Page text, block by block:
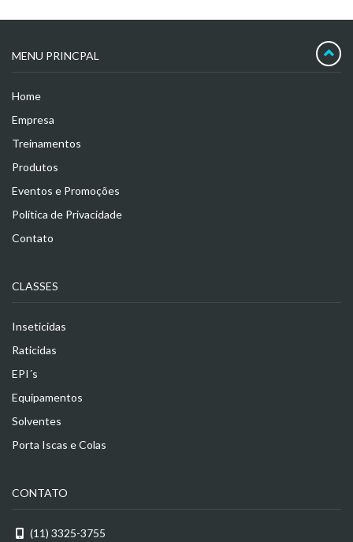
MENU PRINCPAL
Home
Empresa
Treinamentos
Produtos
Eventos e Promoções
Política de Privacidade
Contato
CLASSES
Inseticidas
Raticidas
EPI´s
Equipamentos
Solventes
Porta Iscas e Colas
CONTATO
(11) 3325-3755